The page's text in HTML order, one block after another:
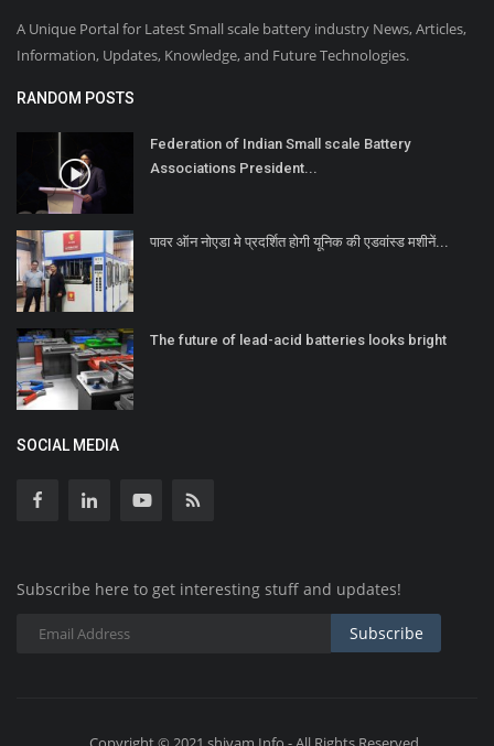
A Unique Portal for Latest Small scale battery industry News, Articles,
Information, Updates, Knowledge, and Future Technologies.
RANDOM POSTS
Federation of Indian Small scale Battery
Associations President...
पावर ऑन नोएडा मे प्रदर्शित होगी यूनिक की एडवांस्ड मशीनें...
The future of lead-acid batteries looks bright
SOCIAL MEDIA
Subscribe here to get interesting stuff and updates!
Subscribe